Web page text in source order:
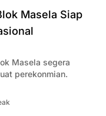
Masela Siap
Masela segera
perekonmian.